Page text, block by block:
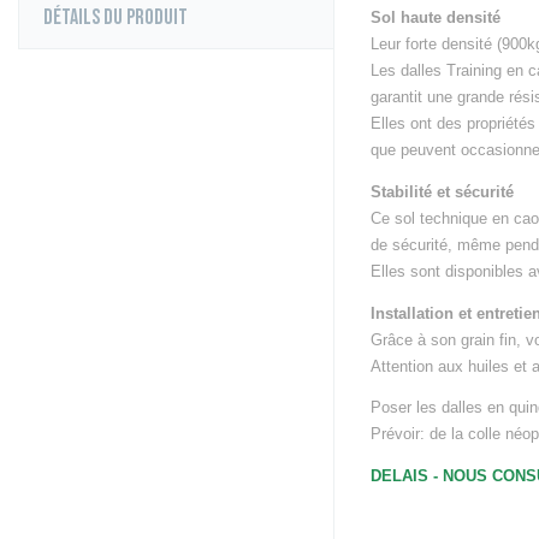
Elliptiques
Vélos
Rameurs
MACHINES ET
Poulies
Machines à Charge
Plateformes
Machines à
Accessoires de
Bancs de
Volley Ball
Tennis
Détails du produit
Sol haute densité
Leur forte densité
Les dalles Training en
garantit une grande
Elles ont des
que peuvent
Stabilité et sécurité
Ce sol technique en
de sécurité, même
Elles sont disponibles
Installation et entretien
Grâce à son grain fin,
Attention aux huiles et
Poser les dalles en
Prévoir: de la colle
DELAIS - NOUS